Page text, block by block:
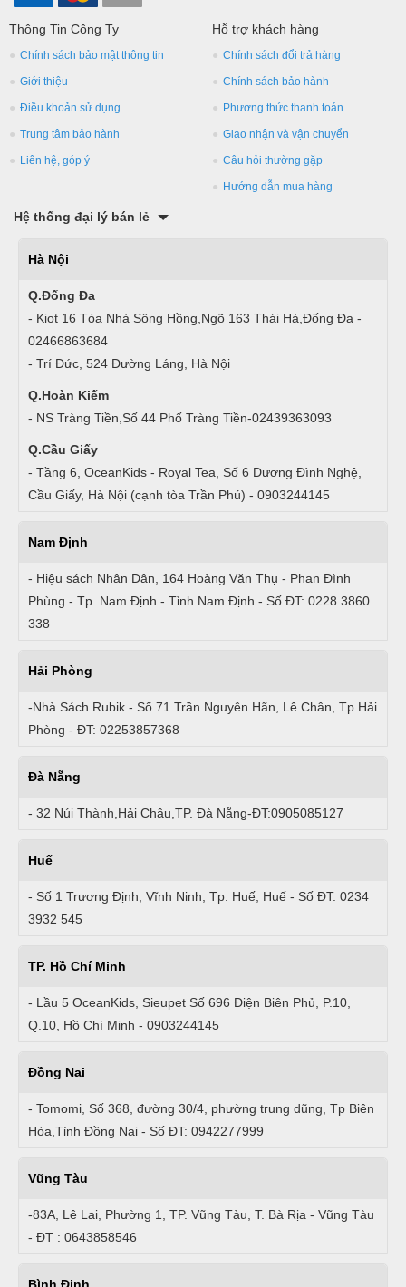
Thông Tin Công Ty
Chính sách bảo mật thông tin
Giới thiệu
Điều khoản sử dụng
Trung tâm bảo hành
Liên hệ, góp ý
Hỗ trợ khách hàng
Chính sách đổi trả hàng
Chính sách bảo hành
Phương thức thanh toán
Giao nhận và vận chuyển
Câu hỏi thường gặp
Hướng dẫn mua hàng
Hệ thống đại lý bán lẻ
Hà Nội
Q.Đống Đa
- Kiot 16 Tòa Nhà Sông Hồng,Ngõ 163 Thái Hà,Đống Đa -
02466863684
- Trí Đức, 524 Đường Láng, Hà Nội
Q.Hoàn Kiếm
- NS Tràng Tiền,Số 44 Phố Tràng Tiền-02439363093
Q.Cầu Giấy
- Tầng 6, OceanKids - Royal Tea, Số 6 Dương Đình Nghệ,
Cầu Giấy, Hà Nội (cạnh tòa Trần Phú) - 0903244145
Nam Định
- Hiệu sách Nhân Dân, 164 Hoàng Văn Thụ - Phan Đình
Phùng - Tp. Nam Định - Tỉnh Nam Định - Số ĐT: 0228 3860
338
Hải Phòng
-Nhà Sách Rubik - Số 71 Trần Nguyên Hãn, Lê Chân, Tp Hải
Phòng - ĐT: 02253857368
Đà Nẵng
- 32 Núi Thành,Hải Châu,TP. Đà Nẵng-ĐT:0905085127
Huế
- Số 1 Trương Định, Vĩnh Ninh, Tp. Huế, Huế - Số ĐT: 0234
3932 545
TP. Hồ Chí Minh
- Lầu 5 OceanKids, Sieupet Số 696 Điện Biên Phủ, P.10,
Q.10, Hồ Chí Minh - 0903244145
Đồng Nai
- Tomomi, Số 368, đường 30/4, phường trung dũng, Tp Biên
Hòa,Tỉnh Đồng Nai - Số ĐT: 0942277999
Vũng Tàu
-83A, Lê Lai, Phường 1, TP. Vũng Tàu, T. Bà Rịa - Vũng Tàu
- ĐT : 0643858546
Bình Định